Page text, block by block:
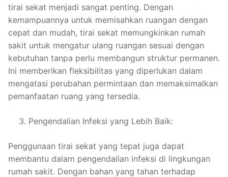
tirai sekat menjadi sangat penting. Dengan
kemampuannya untuk memisahkan ruangan dengan
cepat dan mudah, tirai sekat memungkinkan rumah
sakit untuk mengatur ulang ruangan sesuai dengan
kebutuhan tanpa perlu membangun struktur permanen.
Ini memberikan fleksibilitas yang diperlukan dalam
mengatasi perubahan permintaan dan memaksimalkan
pemanfaatan ruang yang tersedia.
Pengendalian Infeksi yang Lebih Baik:
Penggunaan tirai sekat yang tepat juga dapat
membantu dalam pengendalian infeksi di lingkungan
rumah sakit. Dengan bahan yang tahan terhadap